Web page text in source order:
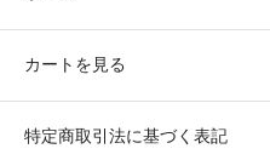
カートを見る
特定商取引法に基づく表記